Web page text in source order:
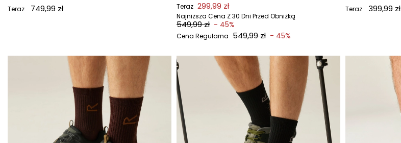
Teraz 749,99 zł Teraz 299,99 zł
Najniższa Cena Z 30 Dni Przed Obniżką
549,99 zł - 45%
Cena Regularna 549,99 zł - 45%
Teraz 399,99 zł